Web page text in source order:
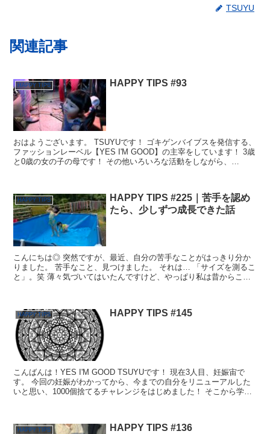
TSUYU
関連記事
HAPPY TIPS HAPPY TIPS #93
おはようございます。 TSUYUです！ ゴキゲンバイブスを発信する、
ファッションレーベル【YES I'M GOOD】の主宰をしています！ 3歳
と0歳の女の子の母です！ その他いろいろな活動をしながら、
HAPPY TIPS
HAPPY TIPS #225｜苦手を認め
たら、少しずつ成長できた話
こんにちは◎ 突然ですが、最近、自分の苦手なことがはっきり分か
りました。 苦手なこと、見つけました。 それは… 「サイズを測るこ
と」。笑 薄々気づいてはいたんですけど、やっぱり私は昔からこれ
HAPPY TIPS HAPPY TIPS #145
こんばんは！YES I'M GOOD TSUYUです！ 現在3人目、妊娠宙で
す。 今回の妊娠がわかってから、今までの自分をリニューアルした
いと思い、1000個捨てるチャレンジをはじめました！ そこから学ぶ
HAPPY TIPS HAPPY TIPS #136